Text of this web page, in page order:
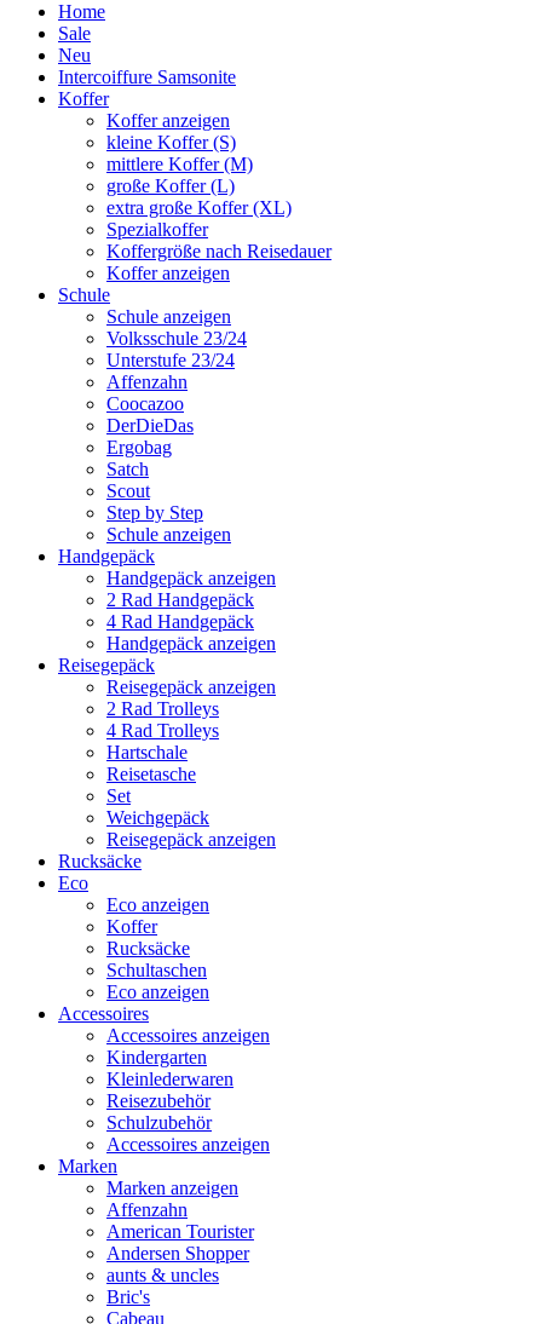
Home
Sale
Neu
Intercoiffure Samsonite
Koffer
Koffer anzeigen
kleine Koffer (S)
mittlere Koffer (M)
große Koffer (L)
extra große Koffer (XL)
Spezialkoffer
Koffergröße nach Reisedauer
Koffer anzeigen
Schule
Schule anzeigen
Volksschule 23/24
Unterstufe 23/24
Affenzahn
Coocazoo
DerDieDas
Ergobag
Satch
Scout
Step by Step
Schule anzeigen
Handgepäck
Handgepäck anzeigen
2 Rad Handgepäck
4 Rad Handgepäck
Handgepäck anzeigen
Reisegepäck
Reisegepäck anzeigen
2 Rad Trolleys
4 Rad Trolleys
Hartschale
Reisetasche
Set
Weichgepäck
Reisegepäck anzeigen
Rucksäcke
Eco
Eco anzeigen
Koffer
Rucksäcke
Schultaschen
Eco anzeigen
Accessoires
Accessoires anzeigen
Kindergarten
Kleinlederwaren
Reisezubehör
Schulzubehör
Accessoires anzeigen
Marken
Marken anzeigen
Affenzahn
American Tourister
Andersen Shopper
aunts & uncles
Bric's
Cabeau